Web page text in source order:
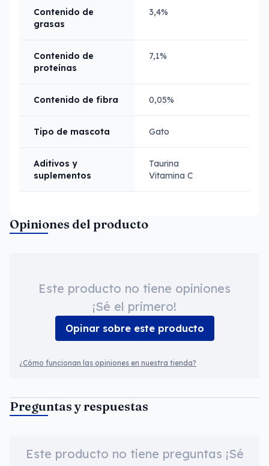
Contenido de
grasas
3,4%
Contenido de
proteínas
7,1%
Contenido de fibra 0,05%
Tipo de mascota Gato
Aditivos y
suplementos
Taurina
Vitamina C
Opiniones del producto
Este producto no tiene opiniones
¡Sé el primero!
Opinar sobre este producto
¿Cómo funcionan las opiniones en nuestra tienda?
Preguntas y respuestas
Este producto no tiene preguntas ¡Sé